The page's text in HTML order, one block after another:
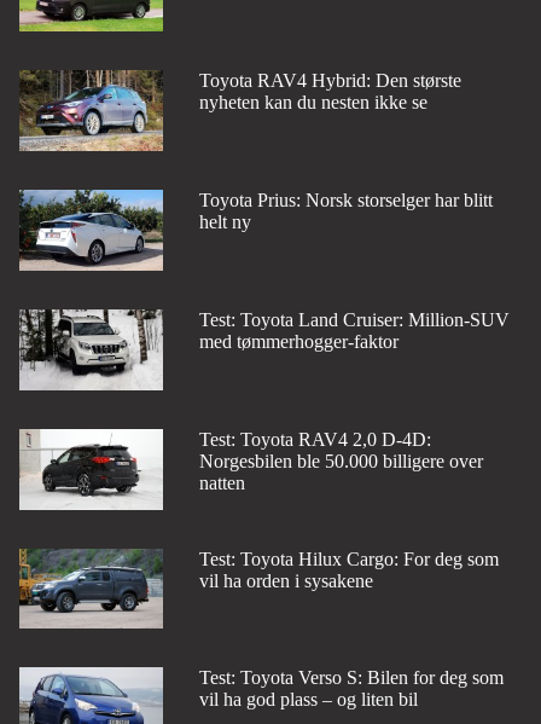
Toyota RAV4 Hybrid: Den største
nyheten kan du nesten ikke se
Toyota Prius: Norsk storselger har blitt
helt ny
Test: Toyota Land Cruiser: Million-SUV
med tømmerhogger-faktor
Test: Toyota RAV4 2,0 D-4D:
Norgesbilen ble 50.000 billigere over
natten
Test: Toyota Hilux Cargo: For deg som
vil ha orden i sysakene
Test: Toyota Verso S: Bilen for deg som
vil ha god plass – og liten bil